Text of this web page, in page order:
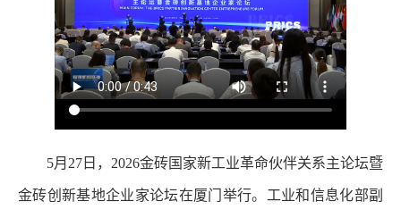
5月27日，2026金砖国家新工业革命伙伴关系主论坛暨
金砖创新基地企业家论坛在厦门举行。工业和信息化部副